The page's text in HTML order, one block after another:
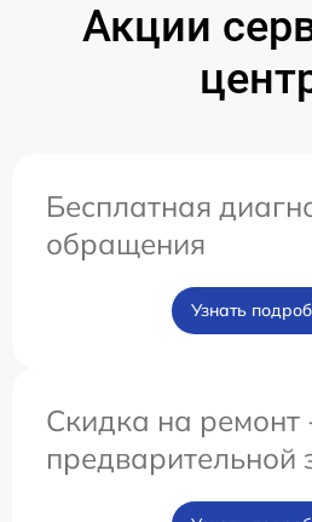
Акции
Бесплатная
обращения
Узнать
Скидка на ремонт
предварительной